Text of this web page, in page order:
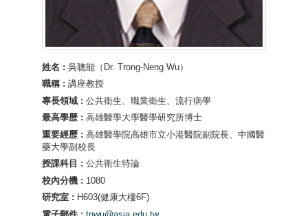
姓名 : 吳聰能（Dr. Trong-Neng Wu）
職稱 : 講座教授
專長領域 : 公共衛生、職業衛生、流行病學
最高學歷 : 高雄醫學大學醫學研究所博士
重要經歷 : 高雄醫學院高雄市立小港醫院副院長、中國醫
藥大學副校長
授課科目 : 公共衛生特論
校內分機 : 1080
研究室 : H603(健康大樓6F)